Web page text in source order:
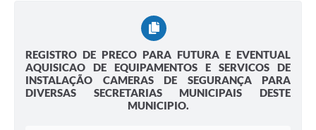
REGISTRO DE PRECO PARA FUTURA E EVENTUAL
AQUISICAO DE EQUIPAMENTOS E SERVICOS DE
INSTALAÇÃO CAMERAS DE SEGURANÇA PARA
DIVERSAS SECRETARIAS MUNICIPAIS DESTE
MUNICIPIO.